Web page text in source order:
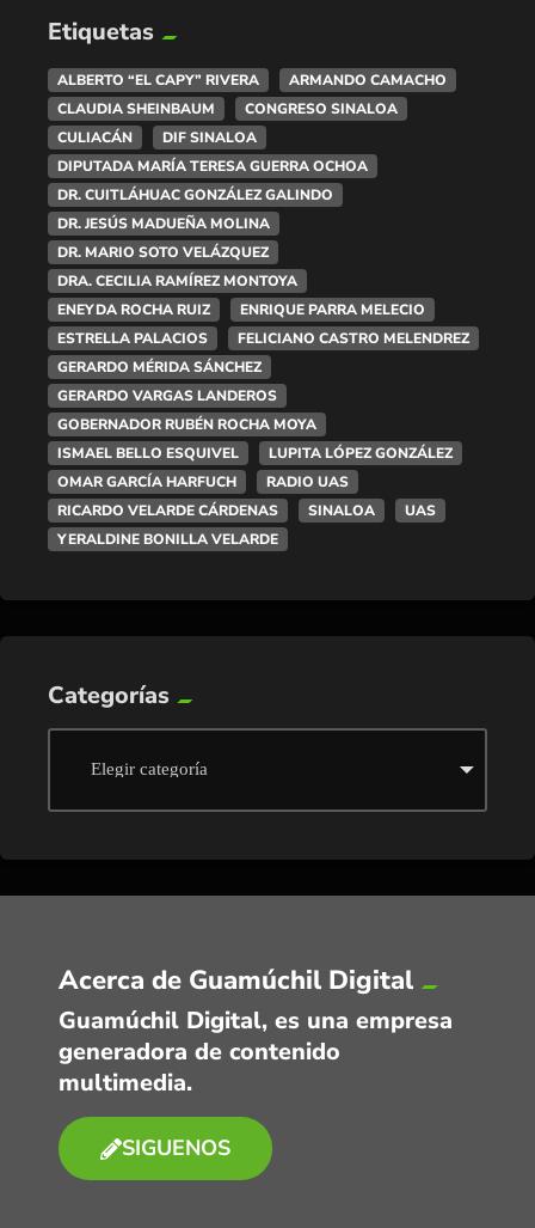
Etiquetas
ALBERTO “EL CAPY” RIVERA
ARMANDO CAMACHO
CLAUDIA SHEINBAUM
CONGRESO SINALOA
CULIACÁN
DIF SINALOA
DIPUTADA MARÍA TERESA GUERRA OCHOA
DR. CUITLÁHUAC GONZÁLEZ GALINDO
DR. JESÚS MADUEÑA MOLINA
DR. MARIO SOTO VELÁZQUEZ
DRA. CECILIA RAMÍREZ MONTOYA
ENEYDA ROCHA RUIZ
ENRIQUE PARRA MELECIO
ESTRELLA PALACIOS
FELICIANO CASTRO MELENDREZ
GERARDO MÉRIDA SÁNCHEZ
GERARDO VARGAS LANDEROS
GOBERNADOR RUBÉN ROCHA MOYA
ISMAEL BELLO ESQUIVEL
LUPITA LÓPEZ GONZÁLEZ
OMAR GARCÍA HARFUCH
RADIO UAS
RICARDO VELARDE CÁRDENAS
SINALOA
UAS
YERALDINE BONILLA VELARDE
Categorías
Acerca de Guamúchil Digital
Guamúchil Digital, es una empresa
generadora de contenido
multimedia.
SIGUENOS